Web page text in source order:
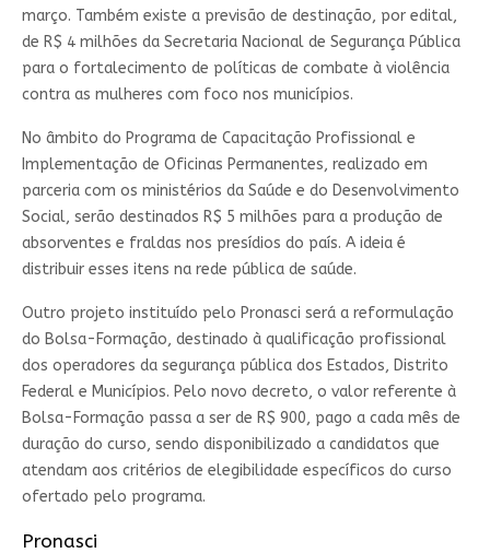
março. Também existe a previsão de destinação, por edital,
de R$ 4 milhões da Secretaria Nacional de Segurança Pública
para o fortalecimento de políticas de combate à violência
contra as mulheres com foco nos municípios.
No âmbito do Programa de Capacitação Profissional e
Implementação de Oficinas Permanentes, realizado em
parceria com os ministérios da Saúde e do Desenvolvimento
Social, serão destinados R$ 5 milhões para a produção de
absorventes e fraldas nos presídios do país. A ideia é
distribuir esses itens na rede pública de saúde.
Outro projeto instituído pelo Pronasci será a reformulação
do Bolsa-Formação, destinado à qualificação profissional
dos operadores da segurança pública dos Estados, Distrito
Federal e Municípios. Pelo novo decreto, o valor referente à
Bolsa-Formação passa a ser de R$ 900, pago a cada mês de
duração do curso, sendo disponibilizado a candidatos que
atendam aos critérios de elegibilidade específicos do curso
ofertado pelo programa.
Pronasci